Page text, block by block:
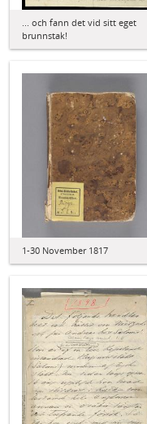
... och fann det vid sitt eget
brunnstak!
1-30 November 1817